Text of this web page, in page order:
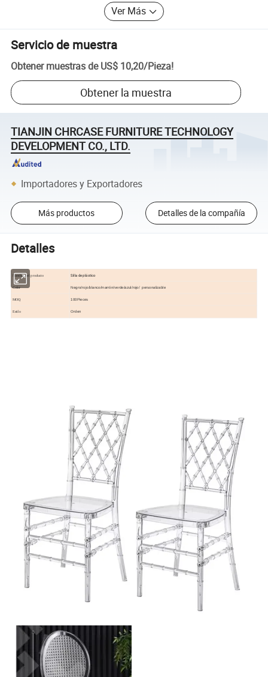
Ver Más
Servicio de muestra
Obtener muestras de US$ 10,20/Pieza!
Obtener la muestra
TIANJIN CHRCASE FURNITURE TECHNOLOGY
DEVELOPMENT CO., LTD.
Importadores y Exportadores
Más productos Detalles de la compañía
Detalles
Nombre del producto Silla de plástico
Color Negro/rojo/blanco/marrón/verde/azul/rojo/ personalizable
MOQ 100Pieces
Estilo Orden